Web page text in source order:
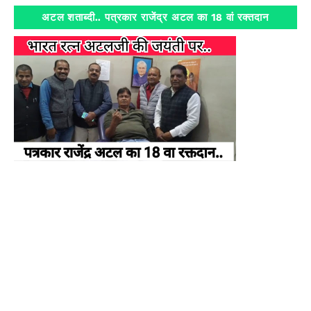
अटल शताब्दी.. पत्रकार राजेंद्र अटल का 18 वां रक्तदान